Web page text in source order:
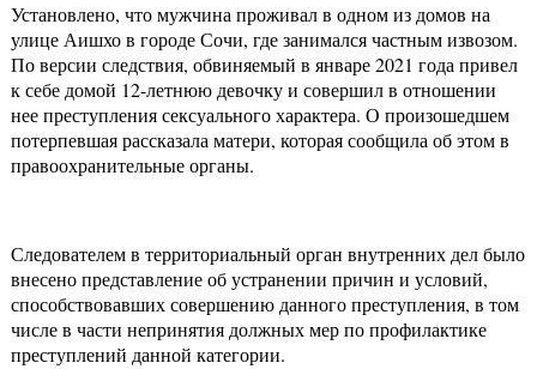
Установлено, что мужчина проживал в одном из домов на
улице Аишхо в городе Сочи, где занимался частным извозом.
По версии следствия, обвиняемый в январе 2021 года привел
к себе домой 12-летнюю девочку и совершил в отношении
нее преступления сексуального характера. О произошедшем
потерпевшая рассказала матери, которая сообщила об этом в
правоохранительные органы.
Следователем в территориальный орган внутренних дел было
внесено представление об устранении причин и условий,
способствовавших совершению данного преступления, в том
числе в части непринятия должных мер по профилактике
преступлений данной категории.